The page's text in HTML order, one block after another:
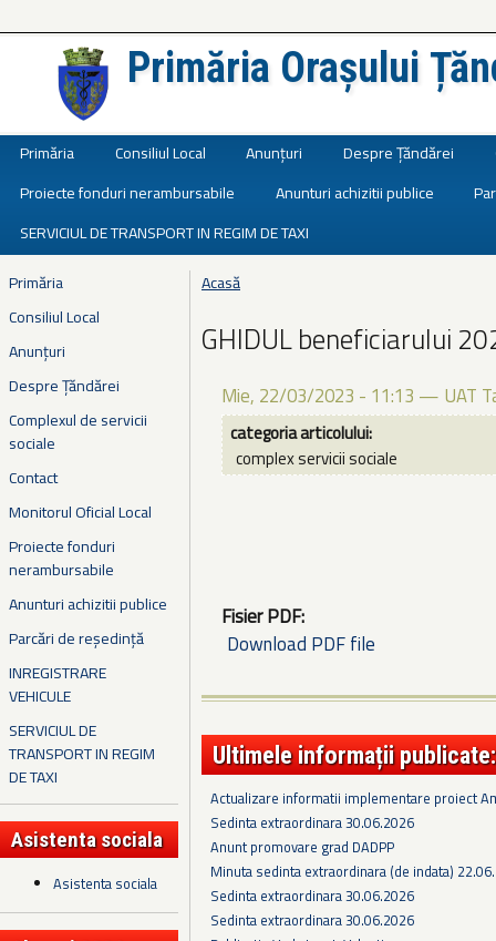
Primăria Orașului
Primăria Consiliul Local Anunțuri Despre Țăndărei
Proiecte fonduri nerambursabile
Anunturi achizitii publice
SERVICIUL DE TRANSPORT IN REGIM DE TAXI
Primăria
Consiliul Local
Anunțuri
Despre Țăndărei
Complexul de servicii
sociale
Contact
Monitorul Oficial Local
Proiecte fonduri
nerambursabile
Anunturi achizitii publice
Parcări de reședință
INREGISTRARE
VEHICULE
SERVICIUL DE
TRANSPORT IN REGIM
DE TAXI
Asistenta sociala
Asistenta sociala
Eşti aici
Acasă
GHIDUL beneficiarului
Mie, 22/03/2023 - 11:13 — UAT
categoria articolului:
complex servicii sociale
Fisier PDF:
Download PDF file
Ultimele informații publicate:
Actualizare informatii implementare proiect
Sedinta extraordinara 30.06.2026
Anunt promovare grad DADPP
Minuta sedinta extraordinara (de indata)
Sedinta extraordinara 30.06.2026
Sedinta extraordinara 30.06.2026